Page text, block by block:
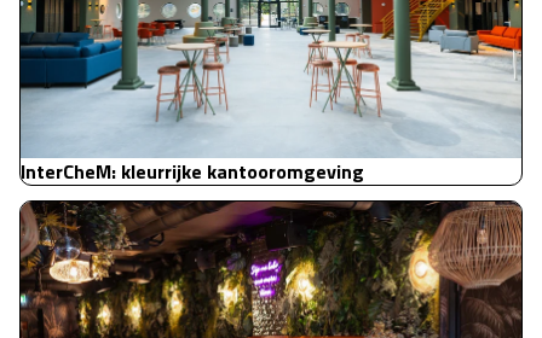
InterCheM: kleurrijke kantooromgeving
Yuca: een tropisch ingerichte cocktailbar